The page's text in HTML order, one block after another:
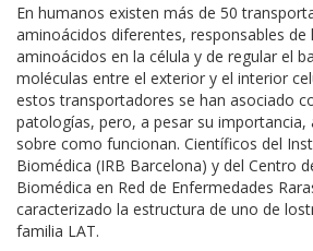
En humanos existen más de 50
aminoácidos diferentes, responsables de
aminoácidos en la célula y de regular el
moléculas entre el exterior y el interior
estos transportadores se han asociado
patologías, pero, a pesar su
sobre como funcionan. Científicos del
Biomédica (IRB Barcelona) y del Centro
Biomédica en Red de Enfermedades
caracterizado la estructura de uno de
familia LAT.